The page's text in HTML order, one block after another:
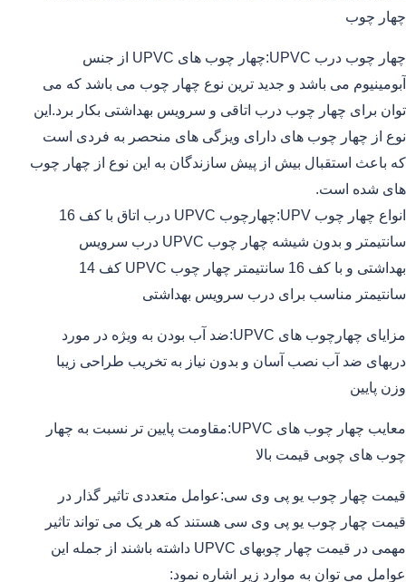
چهار چوب
چهار چوب درب UPVC:چهار چوب های UPVC از جنس
آبومینیوم می باشد و جدید ترین نوع چهار چوب می باشد که می
توان برای چهار چوب درب اتاقی و سرویس بهداشتی بکار برد.این
نوع از چهار چوب های دارای ویزگی های منحصر به فردی است
که باعث استقبال بیش از پیش سازندگان به این نوع از چهار چوب
های شده است.
انواع چهار چوب UPV:چهارچوب UPVC درب اتاق با کف 16
سانتیمتر و بدون شیشه چهار چوب UPVC درب سرویس
بهداشتی و با کف 16 سانتیمتر چهار چوب UPVC کف 14
سانتیمتر مناسب برای درب سرویس بهداشتی
مزایای چهارچوب های UPVC:ضد آب بودن به ویژه در مورد
دربهای ضد آب نصب آسان و بدون نیاز به تخریب طراحی زیبا
وزن پایین
معایب چهار چوب های UPVC:مقاومت پایین تر نسبت به چهار
چوب های چوبی قیمت بالا
قیمت چهار چوب یو پی وی سی:عوامل متعددی تاثیر گذار در
قیمت چهار چوب یو پی وی سی هستند که هر یک می تواند تاثیر
مهمی در قیمت چهار چوبهای UPVC داشته باشند از جمله این
عوامل می توان به موارد زیر اشاره نمود: